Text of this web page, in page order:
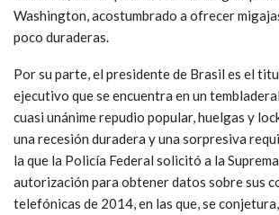
Washington, acostumbrado a ofrecer
poco duraderas.
Por su parte, el presidente de Brasil es el
ejecutivo que se encuentra en un
cuasi unánime repudio popular, huelgas y
una recesión duradera y una sorpresiva
la que la Policía Federal solicitó a la
autorización para obtener datos sobre sus
telefónicas de 2014, en las que, se